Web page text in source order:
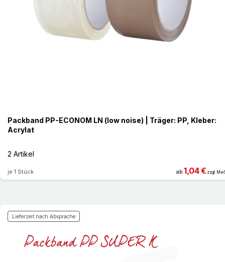
Packband PP-ECONOM LN (low noise) | Träger: PP, Kleber:
Acrylat
2 Artikel
je 1 Stück ab 1,04 € zzgl.
Lieferzeit nach Absprache